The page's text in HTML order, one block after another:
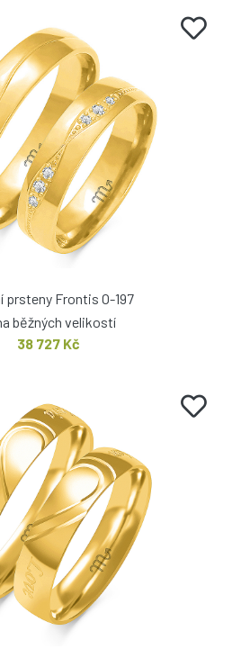
prsteny Frontis O-197
běžných velikostí
38 727 Kč